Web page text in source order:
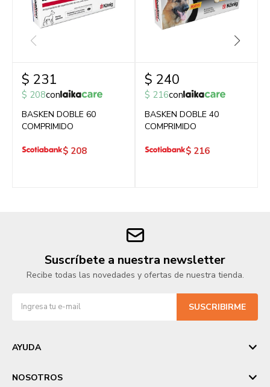
$ 231
$ 208con
BASKEN DOBLE 60
COMPRIMIDO
$ 208
$ 240
$ 216con
BASKEN DOBLE 40
COMPRIMIDO
$ 216
Suscríbete a nuestra newsletter
Recibe todas las novedades y ofertas de nuestra tienda.
SUSCRIBIRME
AYUDA
NOSOTROS